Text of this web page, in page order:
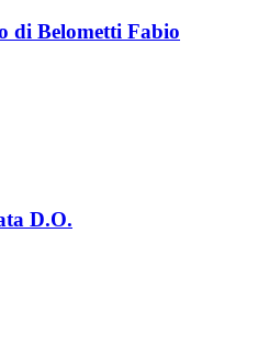
di Belometti Fabio
D.O.